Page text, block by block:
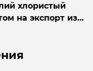
хлористый
на экспорт из